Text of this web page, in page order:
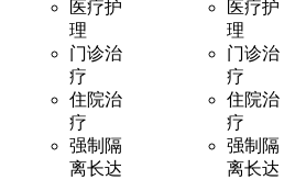
医疗护
理
门诊治
疗
住院治
疗
强制隔
离长达
医疗护
理
门诊治
疗
住院治
疗
强制隔
离长达